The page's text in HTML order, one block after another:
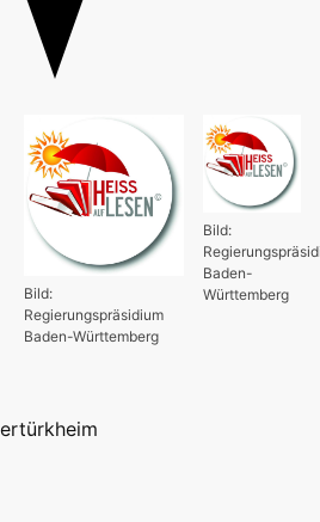
Bild:
Baden-
Württemberg
Bild:
Regierungspräsidium
Baden-Württemberg